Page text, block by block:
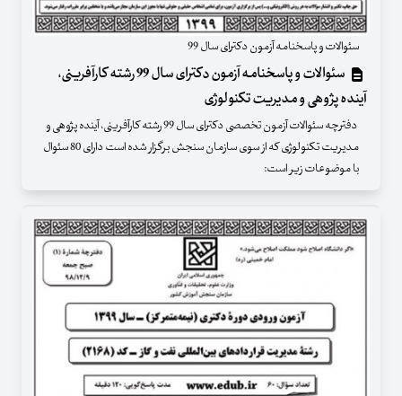
سئوالات و پاسخنامه آزمون دکترای سال 99
سئوالات و پاسخنامه آزمون دکترای سال 99 رشته کارآفرینی،
آینده پژوهی و مدیریت تکنولوژی
دفترچه سئوالات آزمون تخصصی دکترای سال 99 رشته کارآفرینی، آینده پژوهی و
مدیریت تکنولوژی که از سوی سازمان سنجش برگزار شده است دارای 80 سئوال
با موضوعات زیر است: